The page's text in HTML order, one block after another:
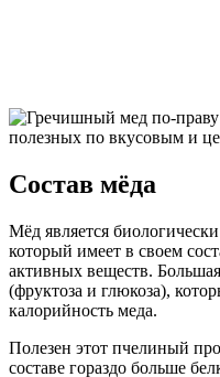
Состав мёда
Мёд является
который имеет в своем
активных веществ.
(фруктоза и глюкоза),
калорийность меда.
Полезен этот пчелиный
составе гораздо больше